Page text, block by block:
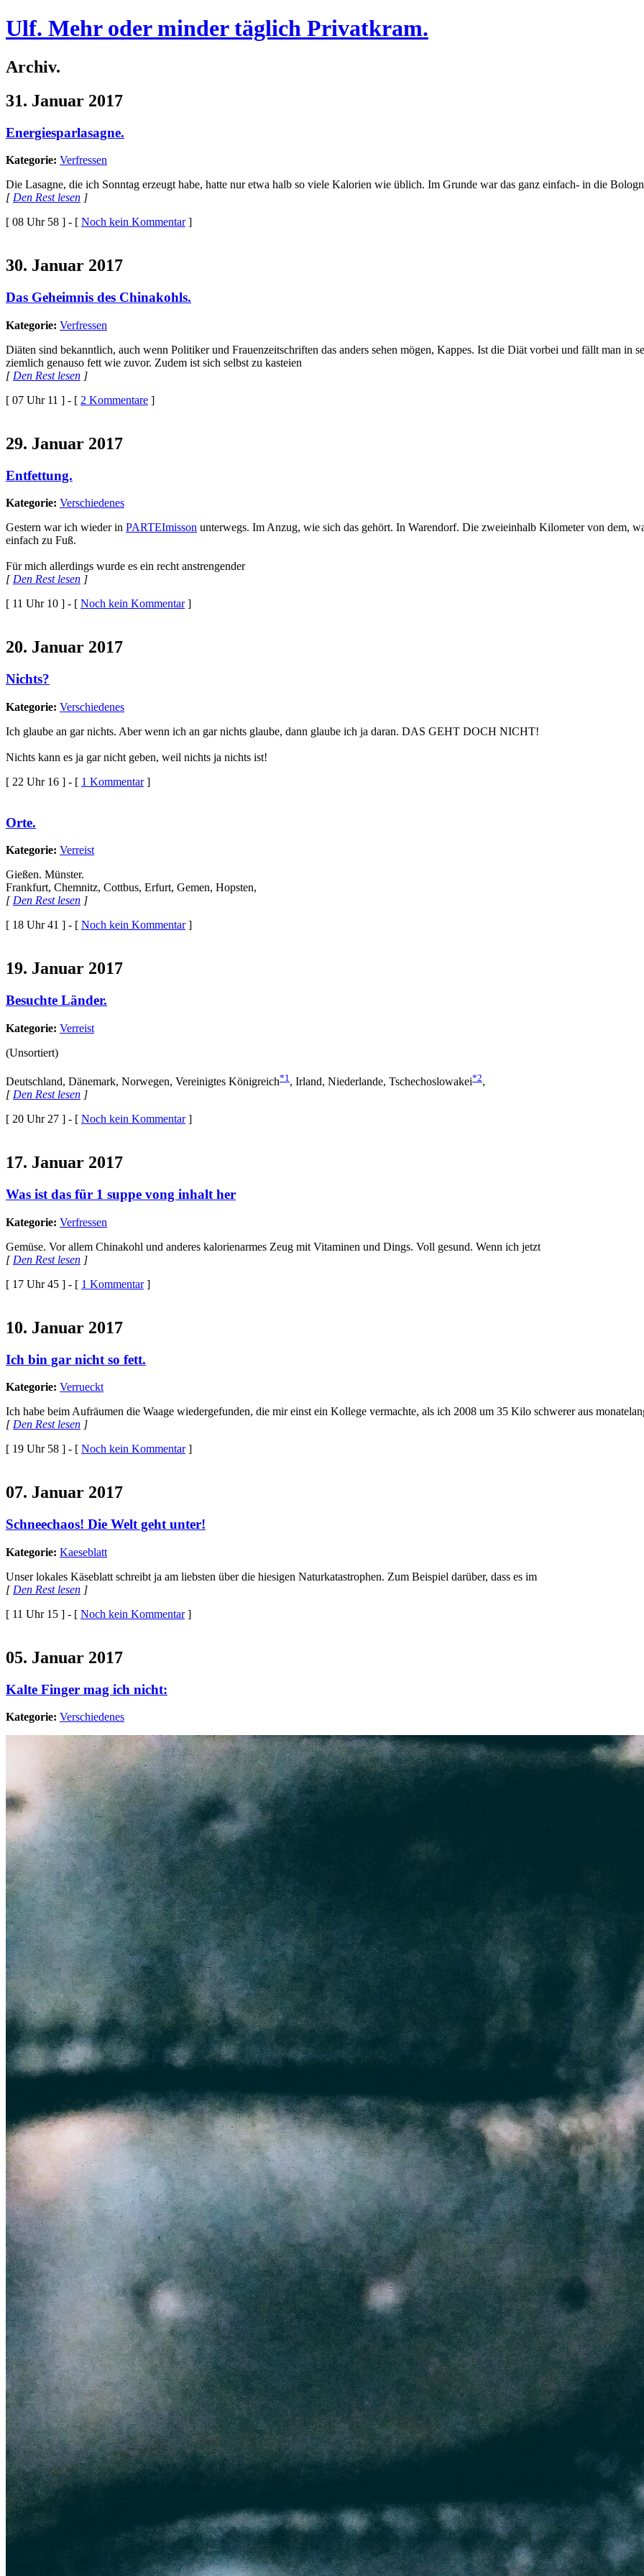
Ulf. Mehr oder minder täglich Privatkram.
Archiv.
31. Januar 2017
Energiesparlasagne.
Kategorie: Verfressen
Die Lasagne, die ich Sonntag erzeugt habe, hatte nur etwa halb so viele Kalorien wie üblich. Im Grunde war das ganz einfach- in die
[Den Rest lesen ]
[ 08 Uhr 58 ] - [ Noch kein Kommentar]
30. Januar 2017
Das Geheimnis des Chinakohls.
Kategorie: Verfressen
Diäten sind bekanntlich, auch wenn Politiker und Frauenzeitschriften das anders sehen mögen, Kappes. Ist die Diät vorbei und fällt man in
ziemlich genauso fett wie zuvor. Zudem ist sich selbst zu kasteien
[ Den Rest lesen ]
[ 07 Uhr 11 ] - [ 2 Kommentare ]
29. Januar 2017
Entfettung.
Kategorie: Verschiedenes
Gestern war ich wieder in PARTEImisson unterwegs. Im Anzug, wie sich das gehört. In Warendorf. Die zweieinhalb Kilometer von dem,
einfach zu Fuß.
Für mich allerdings wurde es ein recht anstrengender
[Den Rest lesen ]
[ 11 Uhr 10 ] - [ Noch kein Kommentar]
20. Januar 2017
Nichts?
Kategorie: Verschiedenes
Ich glaube an gar nichts. Aber wenn ich an gar nichts glaube, dann glaube ich ja daran. DAS GEHT DOCH NICHT!
Nichts kann es ja gar nicht geben, weil nichts ja nichts ist!
[ 22 Uhr 16 ] - [ 1 Kommentar]
Orte.
Kategorie: Verreist
Gießen. Münster.
Frankfurt, Chemnitz, Cottbus, Erfurt, Gemen, Hopsten,
[Den Rest lesen ]
[ 18 Uhr 41 ] - [ Noch kein Kommentar]
19. Januar 2017
Besuchte Länder.
Kategorie: Verreist
(Unsortiert)
Deutschland, Dänemark, Norwegen, Vereinigtes Königreich*1 , Irland, Niederlande, Tschechoslowakei*2,
[ Den Rest lesen ]
[ 20 Uhr 27 ] - [ Noch kein Kommentar]
17. Januar 2017
Was ist das für 1 suppe vong inhalt her
Kategorie: Verfressen
Gemüse. Vor allem Chinakohl und anderes kalorienarmes Zeug mit Vitaminen und Dings. Voll gesund. Wenn ich jetzt
[ Den Rest lesen ]
[ 17 Uhr 45 ] - [ 1 Kommentar]
10. Januar 2017
Ich bin gar nicht so fett.
Kategorie: Verrueckt
Ich habe beim Aufräumen die Waage wiedergefunden, die mir einst ein Kollege vermachte, als ich 2008 um 35 Kilo schwerer aus
[ Den Rest lesen ]
[ 19 Uhr 58 ] - [ Noch kein Kommentar]
07. Januar 2017
Schneechaos! Die Welt geht unter!
Kategorie: Kaeseblatt
Unser lokales Käseblatt schreibt ja am liebsten über die hiesigen Naturkatastrophen. Zum Beispiel darüber, dass es im
[ Den Rest lesen ]
[ 11 Uhr 15 ] - [ Noch kein Kommentar]
05. Januar 2017
Kalte Finger mag ich nicht:
Kategorie: Verschiedenes